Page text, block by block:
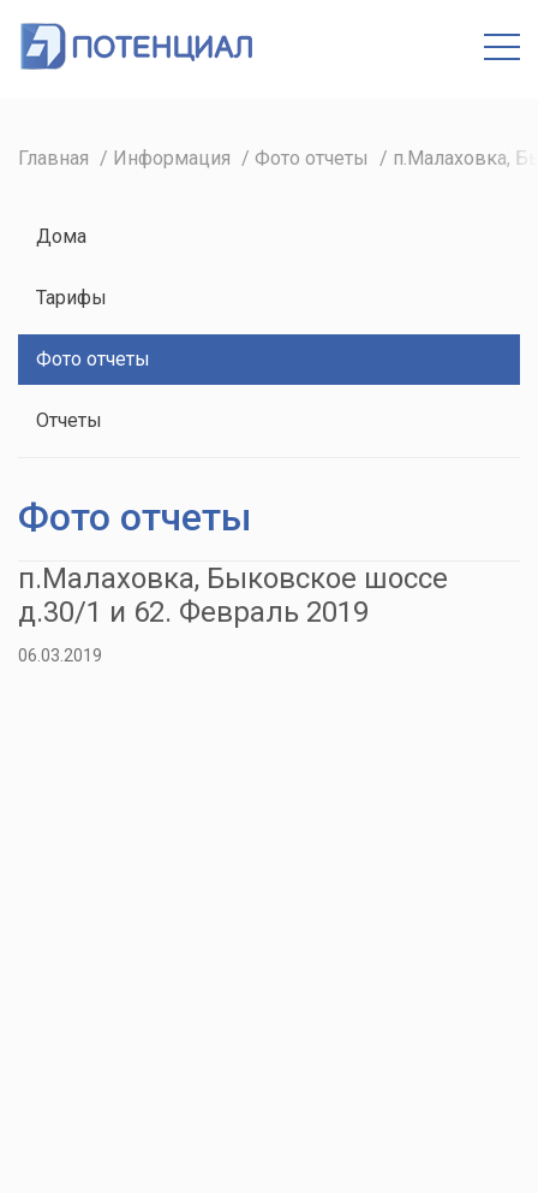
Главная Информация Фото отчеты п.Малаховка,
Дома
Тарифы
Фото отчеты
Отчеты
Фото отчеты
п.Малаховка, Быковское шоссе
д.30/1 и 62. Февраль 2019
06.03.2019